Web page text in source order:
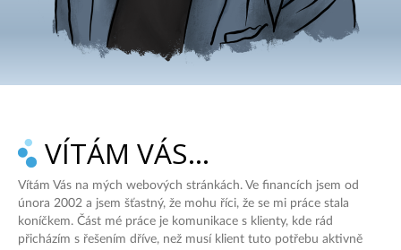
VÍTÁM VÁS…
Vítám Vás na mých webových stránkách. Ve financích jsem od
února 2002 a jsem šťastný, že mohu říci, že se mi práce stala
koníčkem. Část mé práce je komunikace s klienty, kde rád
přicházím s řešením dříve, než musí klient tuto potřebu aktivně